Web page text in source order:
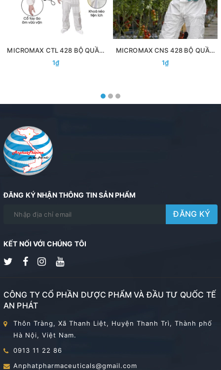
MICROMAX CTL 428 BỘ QUẦN
ÁO BẢO HỘ CHỐNG DỊCH ĐẶC
CHỦNG
1₫
MICROMAX CNS 428 BỘ QUẦN
ÁO BẢO HỘ CHỐNG DỊCH ĐẶC
CHỦNG
1₫
ĐĂNG KÝ NHẬN THÔNG TIN SẢN PHẨM
ĐĂNG KÝ
KẾT NỐI VỚI CHÚNG TÔI
CÔNG TY CỔ PHẦN DƯỢC PHẨM VÀ ĐẦU TƯ QUỐC TẾ
AN PHÁT
Thôn Tràng, Xã Thanh Liệt, Huyện Thanh Trì, Thành phố
Hà Nội, Việt Nam.
0913 11 22 86
Anphatpharmaceuticals@gmail.com